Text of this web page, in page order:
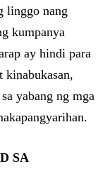
linggo nang
kumpanya
ay hindi para
kinabukasan,
yabang ng mga
SA